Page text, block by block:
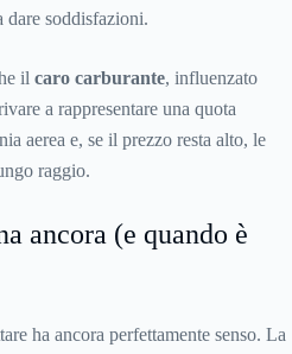
dare soddisfazioni.
il caro carburante, influenzato
a rappresentare una quota
aerea e, se il prezzo resta alto, le
raggio.
ancora (e quando è
ha ancora perfettamente senso. La